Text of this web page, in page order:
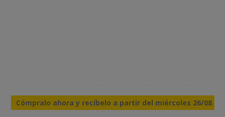
Cómpralo ahora y recíbelo a partir del miércoles 26/08